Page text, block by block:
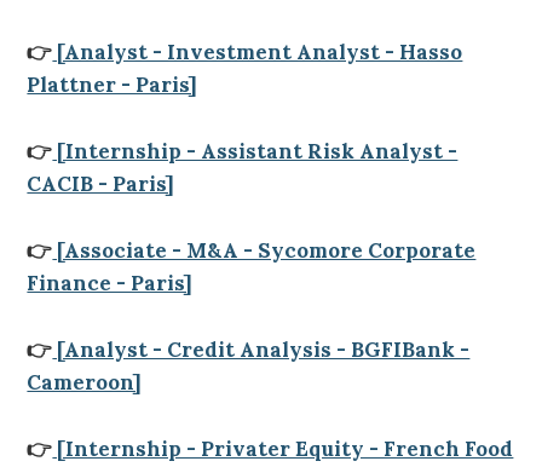
👉 [Analyst - Investment Analyst - Hasso
Plattner - Paris]
👉 [Internship - Assistant Risk Analyst -
CACIB - Paris]
👉 [Associate - M&A - Sycomore Corporate
Finance - Paris]
👉 [Analyst - Credit Analysis - BGFIBank -
Cameroon]
👉 [Internship - Privater Equity - French Food